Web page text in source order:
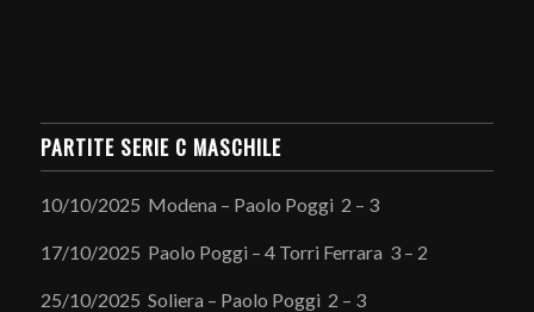
PARTITE SERIE C MASCHILE
10/10/2025 Modena – Paolo Poggi 2 – 3
17/10/2025 Paolo Poggi – 4 Torri Ferrara 3 – 2
25/10/2025 Soliera – Paolo Poggi 2 – 3